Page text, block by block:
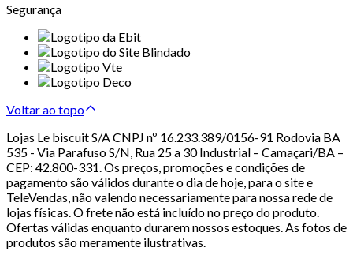
Segurança
Voltar ao topo
Lojas Le biscuit S/A CNPJ nº 16.233.389/0156-91 Rodovia BA
535 - Via Parafuso S/N, Rua 25 a 30 Industrial – Camaçari/BA –
CEP: 42.800-331. Os preços, promoções e condições de
pagamento são válidos durante o dia de hoje, para o site e
TeleVendas, não valendo necessariamente para nossa rede de
lojas físicas. O frete não está incluído no preço do produto.
Ofertas válidas enquanto durarem nossos estoques. As fotos de
produtos são meramente ilustrativas.